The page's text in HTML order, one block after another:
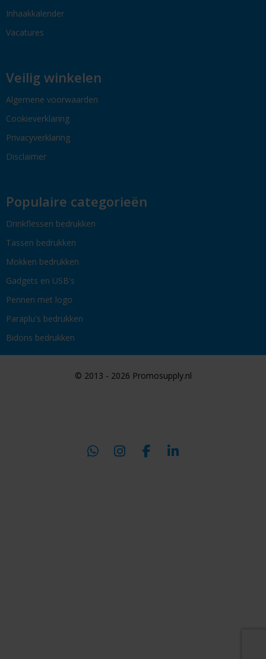
Inhaakkalender
Vacatures
Veilig winkelen
Algemene voorwaarden
Cookieverklaring
Privacyverklaring
Disclaimer
Populaire categorieën
Drinkflessen bedrukken
Tassen bedrukken
Mokken bedrukken
Gadgets en USB's
Pennen met logo
Paraplu's bedrukken
Bidons bedrukken
© 2013 - 2026 Promosupply.nl